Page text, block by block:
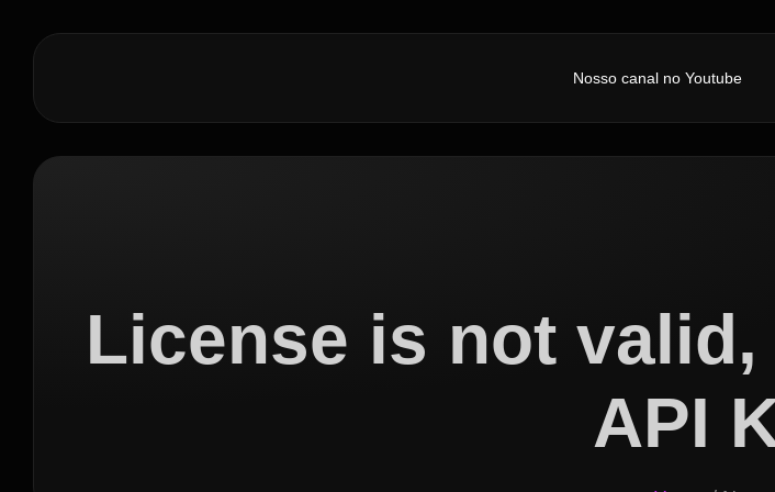
Nosso canal no Youtube
License is not
API